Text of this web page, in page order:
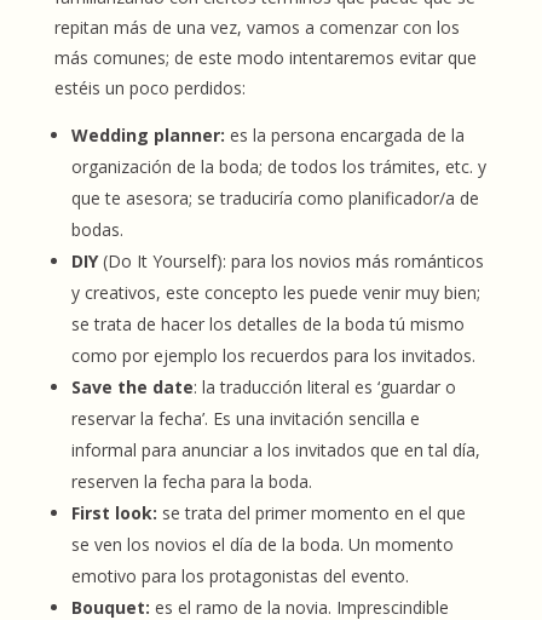
repitan más de una vez, vamos a comenzar con los
más comunes; de este modo intentaremos evitar que
estéis un poco perdidos:
Wedding planner: es la persona encargada de la
organización de la boda; de todos los trámites, etc. y
que te asesora; se traduciría como planificador/a de
bodas.
DIY(Do It Yourself): para los novios más románticos
y creativos, este concepto les puede venir muy bien;
se trata de hacer los detalles de la boda tú mismo
como por ejemplo los recuerdos para los invitados.
Save the date: la traducción literal es ‘guardar o
reservar la fecha’. Es una invitación sencilla e
informal para anunciar a los invitados que en tal día,
reserven la fecha para la boda.
First look: se trata del primer momento en el que
se ven los novios el día de la boda. Un momento
emotivo para los protagonistas del evento.
Bouquet: es el ramo de la novia. Imprescindible